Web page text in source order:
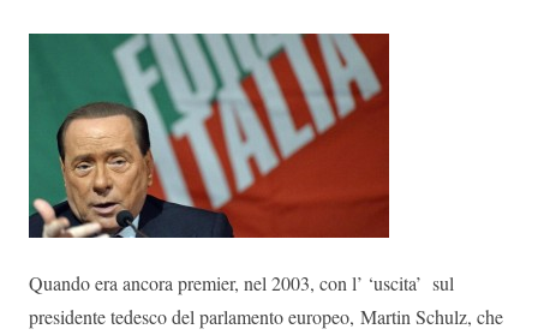
Quando era ancora premier, nel 2003, con l’ ‘uscita’ sul
presidente tedesco del parlamento europeo, Martin Schulz, che